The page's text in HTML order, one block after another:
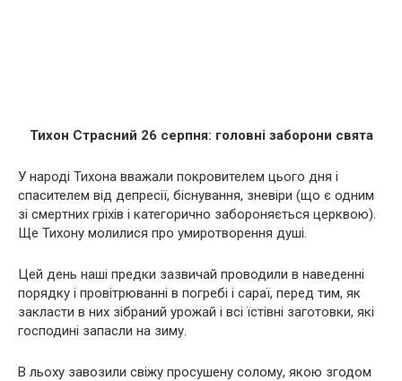
Тихон Страсний 26 серпня: головні заборони свята
У народі Тихона вважали покровителем цього дня і
спасителем від депресії, біснування, зневіри (що є одним
зі cмepтниx гріхів і категорично забороняється церквою).
Ще Тихону молилися про умиpoтворення душі.
Цей день наші предки зазвичай проводили в наведенні
порядку і провітрюванні в погребі і сараї, перед тим, як
закласти в них зібраний урожай і всі їстівні заготовки, які
господині запасли на зиму.
В льоху завозили свіжу просушену солому, якою згодом